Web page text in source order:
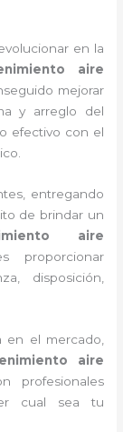
en la
aire
mejorar
y arreglo del
efectivo con el
entregando
de brindar un
aire
proporcionar
disposición,
en el mercado,
aire
profesionales
cual sea tu